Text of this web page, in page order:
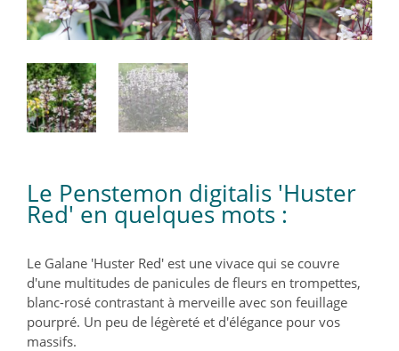
Le Penstemon digitalis 'Huster
Red' en quelques mots :
Le Galane 'Huster Red' est une vivace qui se couvre
d'une multitudes de panicules de fleurs en trompettes,
blanc-rosé contrastant à merveille avec son feuillage
pourpré. Un peu de légèreté et d'élégance pour vos
massifs.